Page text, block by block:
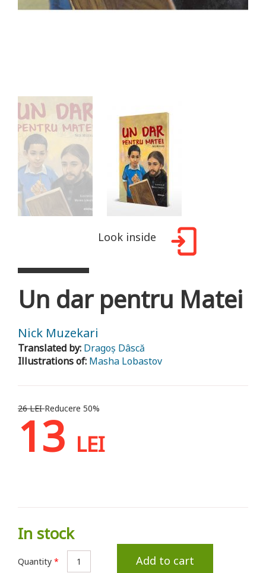
Look inside
Un dar pentru Matei
Nick Muzekari
Translated by: Dragoș Dâscă
Illustrations of: Masha Lobastov
26 LEIReducere 50%
13 LEI
In stock
Quantity * Add to cart